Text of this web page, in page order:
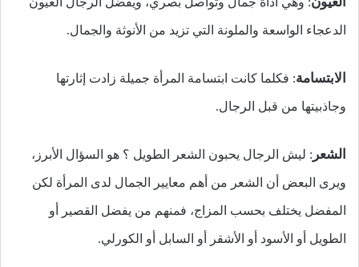
الدعجاء الواسعة والملونة التي تزيد من الأنوثة والجمال.
الابتسامة: فكلما كانت ابتسامة المرأة جميلة زادت إثارتها
وجاذبيتها من قبل الرجال.
الشعر : ليش الرجال يحبون الشعر الطويل ؟ هو السؤال الأبرز،
ويرى البعض أن الشعر من أهم معايير الجمال لدى المرأة لكن
المفضل يختلف بحسب المزاج، فمنهم من يفضل القصير أو
الطويل أو الأسود أو الأشقر أو السابل أو الكورلي.